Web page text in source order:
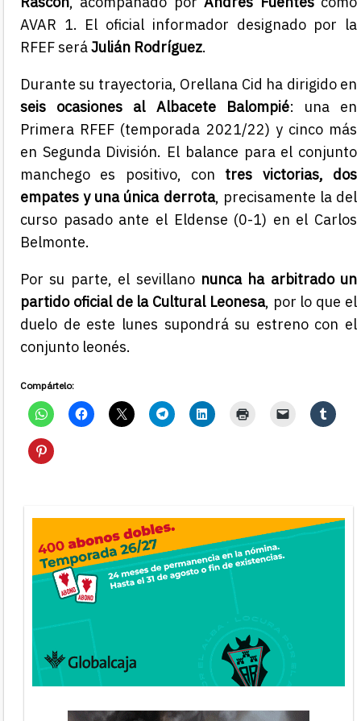
AVAR 1. El oficial informador designado por la
RFEF seráJulián Rodríguez.
Durante su trayectoria, Orellana Cid ha dirigido en
seis ocasiones al Albacete Balompié: una en
Primera RFEF (temporada 2021/22) y cinco más
en Segunda División. El balance para el conjunto
manchego es positivo, con tres victorias, dos
empates y una única derrota, precisamente la del
curso pasado ante el Eldense (0-1) en el Carlos
Belmonte.
Por su parte, el sevillano nunca ha arbitrado un
partido oficial de la Cultural Leonesa, por lo que el
duelo de este lunes supondrá su estreno con el
conjunto leonés.
Compártelo: